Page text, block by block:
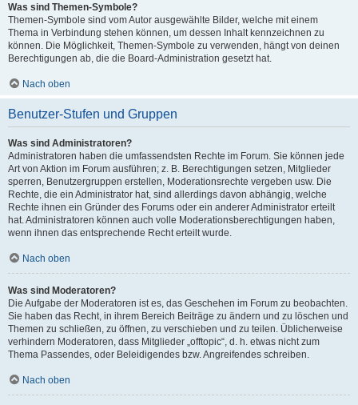
Was sind Themen-Symbole?
Themen-Symbole sind vom Autor ausgewählte Bilder, welche mit einem
Thema in Verbindung stehen können, um dessen Inhalt kennzeichnen zu
können. Die Möglichkeit, Themen-Symbole zu verwenden, hängt von deinen
Berechtigungen ab, die die Board-Administration gesetzt hat.
Nach oben
Benutzer-Stufen und Gruppen
Was sind Administratoren?
Administratoren haben die umfassendsten Rechte im Forum. Sie können jede
Art von Aktion im Forum ausführen; z. B. Berechtigungen setzen, Mitglieder
sperren, Benutzergruppen erstellen, Moderationsrechte vergeben usw. Die
Rechte, die ein Administrator hat, sind allerdings davon abhängig, welche
Rechte ihnen ein Gründer des Forums oder ein anderer Administrator erteilt
hat. Administratoren können auch volle Moderationsberechtigungen haben,
wenn ihnen das entsprechende Recht erteilt wurde.
Nach oben
Was sind Moderatoren?
Die Aufgabe der Moderatoren ist es, das Geschehen im Forum zu beobachten.
Sie haben das Recht, in ihrem Bereich Beiträge zu ändern und zu löschen und
Themen zu schließen, zu öffnen, zu verschieben und zu teilen. Üblicherweise
verhindern Moderatoren, dass Mitglieder „offtopic“, d. h. etwas nicht zum
Thema Passendes, oder Beleidigendes bzw. Angreifendes schreiben.
Nach oben